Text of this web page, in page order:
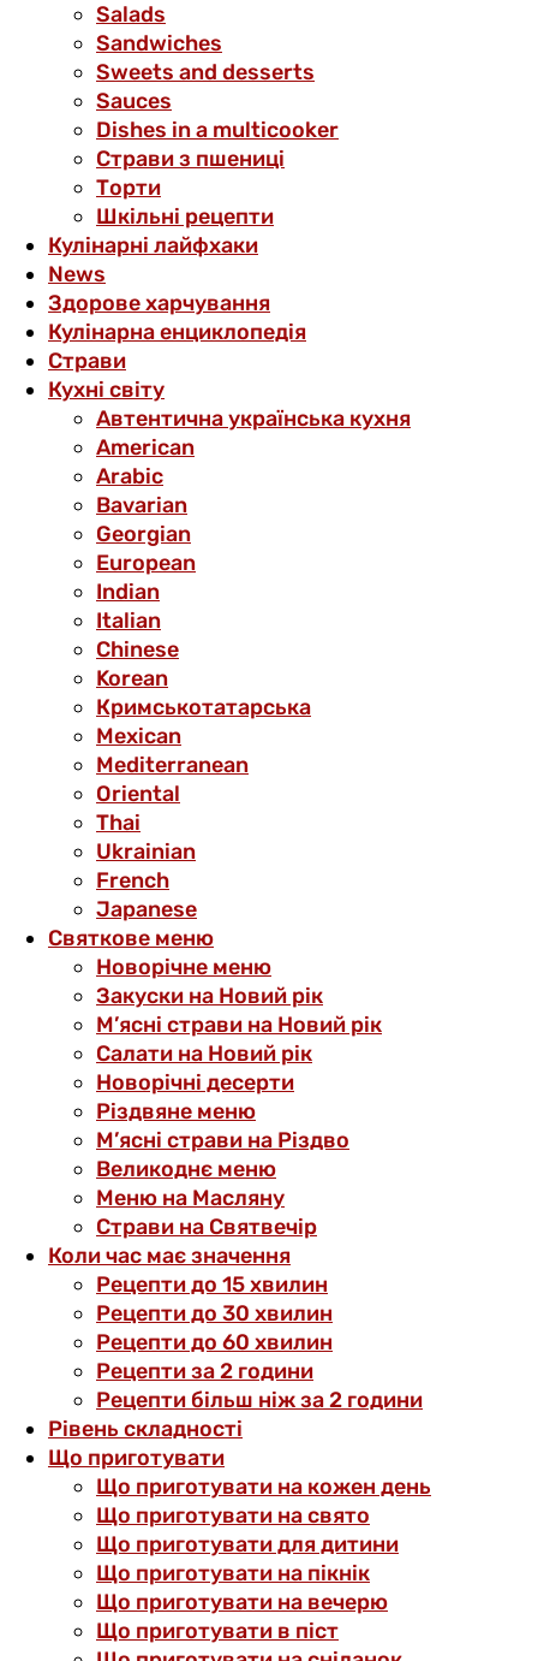
Salads
Sandwiches
Sweets and desserts
Sauces
Dishes in a multicooker
Страви з пшениці
Торти
Шкільні рецепти
Кулінарні лайфхаки
News
Здорове харчування
Кулінарна енциклопедія
Страви
Кухні світу
Автентична українська кухня
American
Arabic
Bavarian
Georgian
European
Indian
Italian
Chinese
Korean
Кримськотатарська
Mexican
Mediterranean
Oriental
Thai
Ukrainian
French
Japanese
Святкове меню
Новорічне меню
Закуски на Новий рік
М’ясні страви на Новий рік
Салати на Новий рік
Новорічні десерти
Різдвяне меню
М’ясні страви на Різдво
Великоднє меню
Меню на Масляну
Страви на Святвечір
Коли час має значення
Рецепти до 15 хвилин
Рецепти до 30 хвилин
Рецепти до 60 хвилин
Рецепти за 2 години
Рецепти більш ніж за 2 години
Рівень складності
Що приготувати
Що приготувати на кожен день
Що приготувати на свято
Що приготувати для дитини
Що приготувати на пікнік
Що приготувати на вечерю
Що приготувати в піст